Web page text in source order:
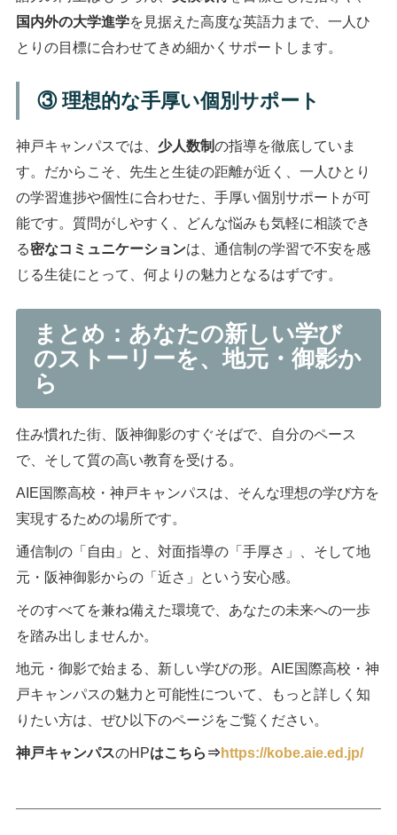
国内外の大学進学を見据えた高度な英語力まで、一人ひ
とりの目標に合わせてきめ細かくサポートします。
③ 理想的な手厚い個別サポート
神戸キャンパスでは、 少人数制の指導を徹底していま
す。だからこそ、先生と生徒の距離が近く、一人ひとり
の学習進捗や個性に合わせた、手厚い個別サポートが可
能です。質問がしやすく、どんな悩みも気軽に相談でき
る密なコミュニケーションは、通信制の学習で不安を感
じる生徒にとって、何よりの魅力となるはずです。
まとめ：あなたの新しい学び
のストーリーを、地元・御影か
ら
住み慣れた街、阪神御影のすぐそばで、自分のペース
で、そして質の高い教育を受ける。
AIE国際高校・神戸キャンパスは、そんな理想の学び方を
実現するための場所です。
通信制の「自由」と、対面指導の「手厚さ」、そして地
元・阪神御影からの「近さ」という安心感。
そのすべてを兼ね備えた環境で、あなたの未来への一歩
を踏み出しませんか。
地元・御影で始まる、新しい学びの形。AIE国際高校・神
戸キャンパスの魅力と可能性について、もっと詳しく知
りたい方は、ぜひ以下のページをご覧ください。
神戸キャンパスのHPはこちら⇒ https://kobe.aie.ed.jp/